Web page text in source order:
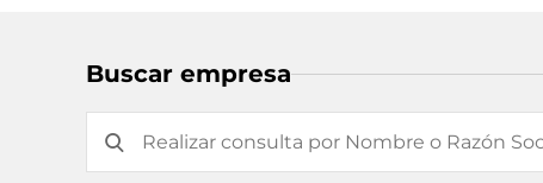
Buscar empresa